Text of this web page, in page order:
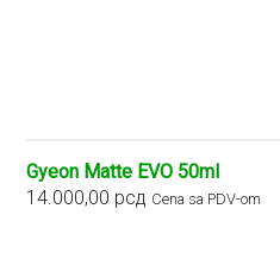
Gyeon Matte EVO 50ml
14.000,00 рсд Cena sa PDV-om